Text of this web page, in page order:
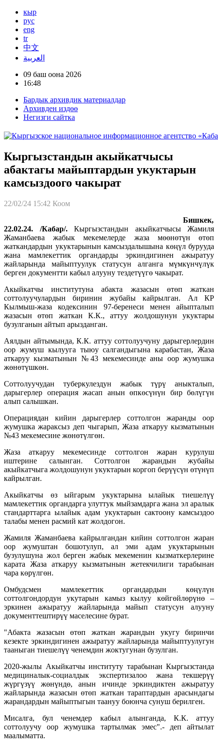
кыр
рус
eng
tr
中文
العربية
09 баш оона 2026
16:48
Бардык архивдик материалдар
Архивден издөө
Негизги сайтка
Кыргызстандын акыйкатчысы
абактагы майыптардын укуктарын
камсыздоого чакырат
22/02/24 15:42 Коом
Бишкек,
22.02.24. /Кабар/. Кыргызстандын акыйкатчысы Жамиля
Жаманбаева жабык мекемелерде жаза мөөнөтүн өтөп
жаткандардын укуктарынын камсыздалышына көңүл бурууда
жана мамлекеттик органдарды эркиндигинен ажыратуу
жайларында майыптуулук статусун алганга мүмкүнчүлүк
берген документти кабыл алууну тездетүүгө чакырат.
Акыйкатчы институтуна абакта жазасын өтөп жаткан
соттолуучулардын биринин жубайы кайрылган. Ал КР
Кылмыш-жаза кодексинин 97-беренеси менен айыпталып
жазасын өтөп жаткан К.К., аттуу жолдошунун укуктары
бузулганын айтып арызданган.
Аялдын айтымында, К.К. аттуу соттолуучуну дарыгерлердин
оор жумуш кылууга тыюу салгандыгына карабастан, Жаза
аткаруу кызматынын №43 мекемесинде аны оор жумушка
жөнөтүшкөн.
Соттолуучудан туберкулездун жабык түрү аныкталып,
дарыгерлер операция жасап анын өпкөсүнүн бир бөлүгүн
алып салышкан.
Операциядан кийин дарыгерлер соттолгон жаранды оор
жумушка жараксыз деп чыгарып, Жаза аткаруу кызматынын
№43 мекемесине жөнөтүлгөн.
Жаза аткаруу мекемесинде соттолгон жаран курулуш
иштерине салынган. Соттолгон жарандын жубайы
акыйкатчыга жолдошунун укуктарын коргоп берүүсүн өтүнүп
кайрылган.
Акыйкатчы өз ыйгарым укуктарына ылайык тиешелүү
мамлекеттик органдарга улуттук мыйзамдарга жана эл аралык
стандарттарга ылайык адам укуктарын сактоону камсыздоо
талабы менен расмий кат жолдогон.
Жамиля Жаманбаева кайрылгандан кийин соттолгон жаран
оор жумуштан бошотулуп, ал эми адам укуктарынын
бузулушуна жол берген жабык мекеменин кызматкерлерине
карата Жаза аткаруу кызматынын жетекчилиги тарабынан
чара көрүлгөн.
Омбудсмен мамлекеттик органдардын көңүлүн
соттолгондордун укутарын камыз кылуу көйгөйлөрүнө –
эркинен ажыратуу жайларында майып статусун алууну
документтештирүү маселесине бурат.
"Абакта жазасын өтөп жаткан жарандын укугу биринчи
кезекте эркиндигинен ажыратуу жайларында майыптуулугун
тааныган тиешелүү ченемдин жоктугунан бузулган.
2020-жылы Акыйкатчы институту тарабынан Кыргызстанда
медициналык-социалдык экспертизалоо жана текшерүү
жүргүзүү жөнүндө, анын ичинде эркиндиктен ажыратуу
жайларында жазасын өтөп жаткан тараптардын арасындагы
жарандардын майыптыгын таануу боюнча сунуш берилген.
Мисалга, бул ченемдер кабыл алынганда, К.К. аттуу
соттолуучу оор жумушка тартылмак эмес".- деп айтылат
маалыматта.